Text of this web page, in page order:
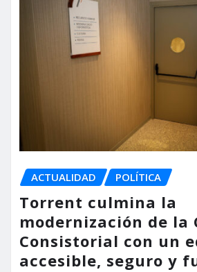
ACTUALIDAD POLÍTICA
Torrent culmina la
modernización de la
Consistorial con un
accesible, seguro y